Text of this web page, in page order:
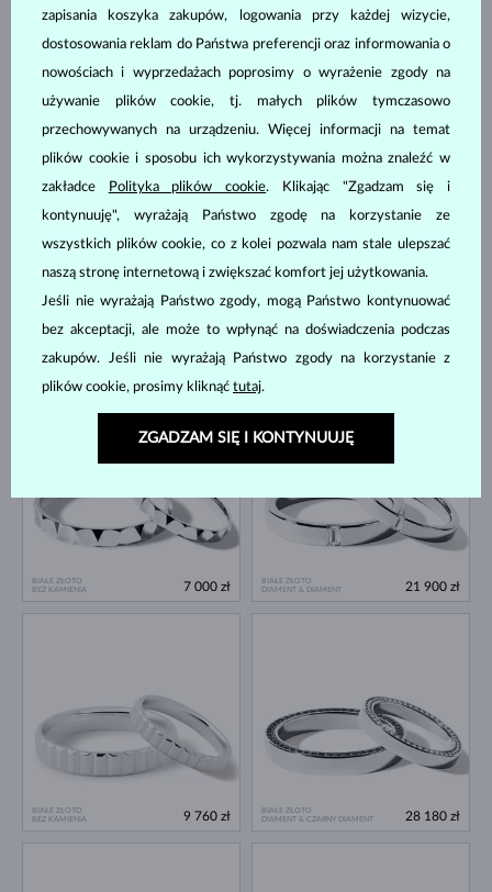
DIAMENT
7 600 zł
BEZ KAMIENIA
10 540 zł
BIAŁE ZŁOTO
DIAMENT
9 760 zł
DIAMENT
7 000 zł
BIAŁE ZŁOTO
BEZ KAMIENIA
7 000 zł
BIAŁE ZŁOTO
DIAMENT & DIAMENT
21 900 zł
BIAŁE ZŁOTO
BEZ KAMIENIA
9 760 zł
BIAŁE ZŁOTO
DIAMENT & CZARNY DIAMENT
28 180 zł
zapisania koszyka zakupów, logowania przy każdej wizycie,
dostosowania reklam do Państwa preferencji oraz informowania o
nowościach i wyprzedażach poprosimy o wyrażenie zgody na
używanie plików cookie, tj. małych plików tymczasowo
przechowywanych na urządzeniu. Więcej informacji na temat
plików cookie i sposobu ich wykorzystywania można znaleźć w
zakładce
Polityka plików cookie. Klikając "Zgadzam się i
kontynuuję", wyrażają Państwo zgodę na korzystanie ze
wszystkich plików cookie, co z kolei pozwala nam stale ulepszać
naszą stronę internetową i zwiększać komfort jej użytkowania.
Jeśli nie wyrażają Państwo zgody, mogą Państwo kontynuować
bez akceptacji, ale może to wpłynąć na doświadczenia podczas
zakupów. Jeśli nie wyrażają Państwo zgody na korzystanie z
plików cookie, prosimy kliknąć tutaj.
ZGADZAM SIĘ I KONTYNUUJĘ